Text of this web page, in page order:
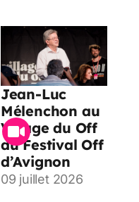
Jean-Luc
Mélenchon au
Village du Off
du Festival Off
d’Avignon
09 juillet 2026